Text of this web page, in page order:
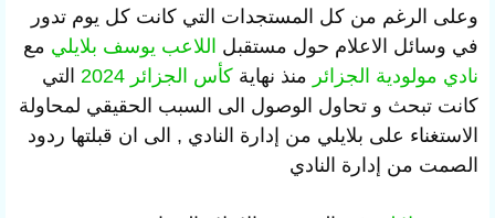
وعلى الرغم من كل المستجدات التي كانت كل يوم تدور
في وسائل الاعلام حول مستقبل اللاعب يوسف بلايلي مع
نادي مولودية الجزائر منذ نهاية كأس الجزائر 2024
التي
كانت تبحث و تحاول الوصول الى السبب الحقيقي لمحاولة
الاستغناء على بلايلي من إدارة النادي , الى ان قبلتها ردود
الصمت من إدارة النادي